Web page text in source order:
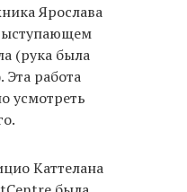
Ярослава
(рука была
работа
усмотреть
Каттелана